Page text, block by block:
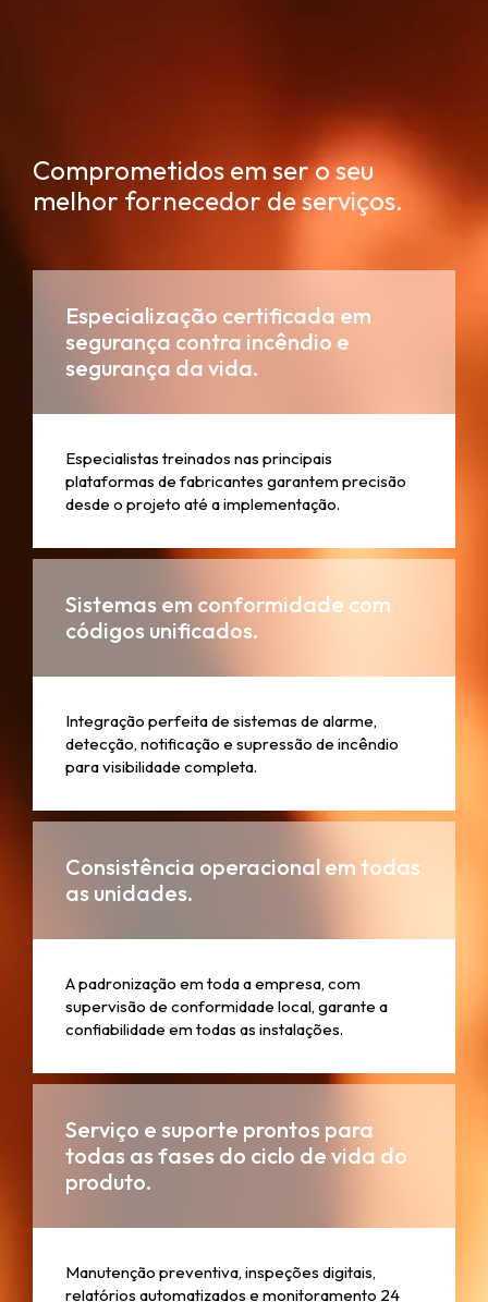
Comprometidos em ser o seu
melhor fornecedor de serviços.
Especialização certificada em
segurança contra incêndio e
segurança da vida.
Especialistas treinados nas principais
plataformas de fabricantes garantem precisão
desde o projeto até a implementação.
Sistemas em conformidade com
códigos unificados.
Integração perfeita de sistemas de alarme,
detecção, notificação e supressão de incêndio
para visibilidade completa.
Consistência operacional em todas
as unidades.
A padronização em toda a empresa, com
supervisão de conformidade local, garante a
confiabilidade em todas as instalações.
Serviço e suporte prontos para
todas as fases do ciclo de vida do
produto.
Manutenção preventiva, inspeções digitais,
relatórios automatizados e monitoramento 24